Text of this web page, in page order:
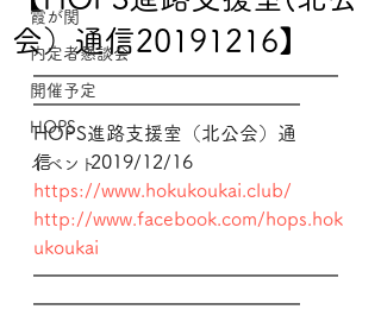
霞が関
内定者懇談会
開催予定
HOPS
イベント
会）通信20191216】
━━━━━━━━━━━━━━━━
━━━━━━━━━━━━━━
HOPS進路支援室（北公会）通
信　　2019/12/16
https://www.hokukoukai.club/
http://www.facebook.com/hops.hok
ukoukai
━━━━━━━━━━━━━━━━
━━━━━━━━━━━━━━